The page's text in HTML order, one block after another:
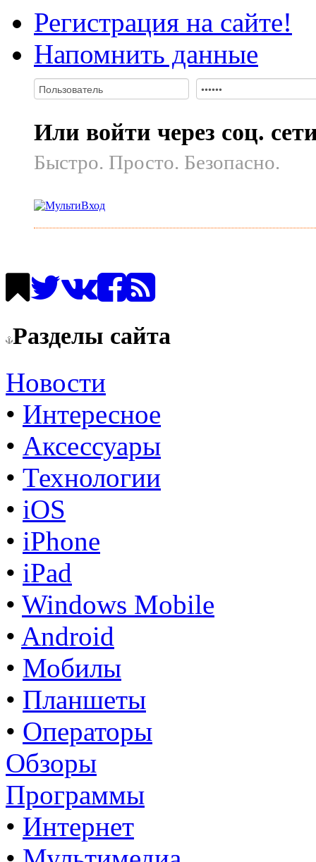
Регистрация на сайте!
Напомнить данные
Или войти через соц.
Быстро. Просто. Безопасно.
Разделы сайта
Новости
• Интересное
• Аксессуары
• Технологии
• iOS
• iPhone
• iPad
• Windows Mobile
• Android
• Мобилы
• Планшеты
• Операторы
Обзоры
Программы
• Интернет